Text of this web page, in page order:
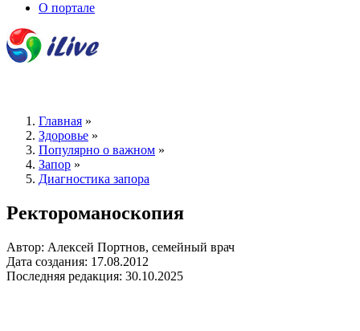
О портале
Главная »
Здоровье »
Популярно о важном »
Запор »
Диагностика запора
Ректороманоскопия
Автор: Алексей Портнов, семейный врач
Дата создания: 17.08.2012
Последняя редакция: 30.10.2025